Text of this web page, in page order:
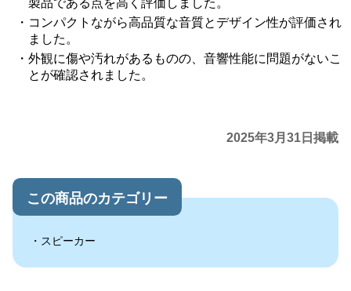
製品である点を高く評価しました。
コンパクトながら高品質な音質とデザイン性が評価され
ました。
外観に傷や汚れがあるものの、音響性能に問題がないこ
とが確認されました。
2025年3月31日掲載
この商品のカテゴリー
スピーカー